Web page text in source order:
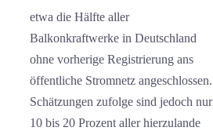
etwa die Hälfte aller
Balkonkraftwerke in Deutschland
ohne vorherige Registrierung ans
öffentliche Stromnetz angeschlossen.
Schätzungen zufolge sind jedoch nur
10 bis 20 Prozent aller hierzulande